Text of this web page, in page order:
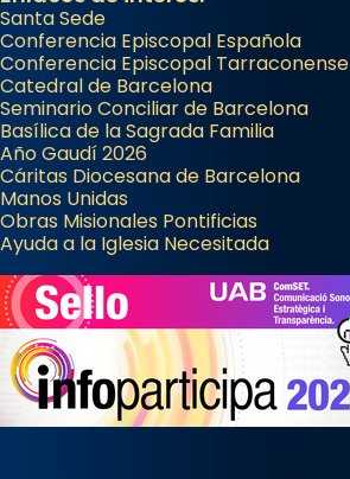
Santa Sede
Conferencia Episcopal Española
Conferencia Episcopal Tarraconense
Catedral de Barcelona
Seminario Conciliar de Barcelona
Basílica de la Sagrada Familia
Año Gaudí 2026
Cáritas Diocesana de Barcelona
Manos Unidas
Obras Misionales Pontificias
Ayuda a la Iglesia Necesitada